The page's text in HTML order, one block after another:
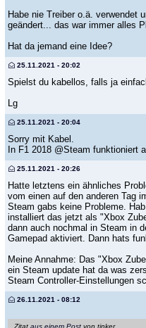
Habe nie Treiber o.ä. verwendet
geändert... das war immer alles
Hat da jemand eine Idee?
25.11.2021 - 20:02
Spielst du kabellos, falls ja
Lg
25.11.2021 - 20:04
Sorry mit Kabel.
In F1 2018 @Steam funktioniert
25.11.2021 - 20:26
Hatte letztens ein ähnliches
vom einen auf den anderen Tag
Steam gabs keine Probleme.
installiert das jetzt als "Xbox
dann auch nochmal in Steam in
Gamepad aktiviert. Dann hats
Meine Annahme: Das "Xbox
ein Steam update hat da was
Steam Controller-Einstellungen
26.11.2021 - 08:12
Zitat aus einem Post von tinker